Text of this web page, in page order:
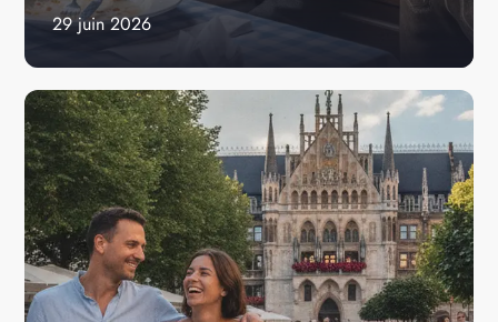
29 juin 2026